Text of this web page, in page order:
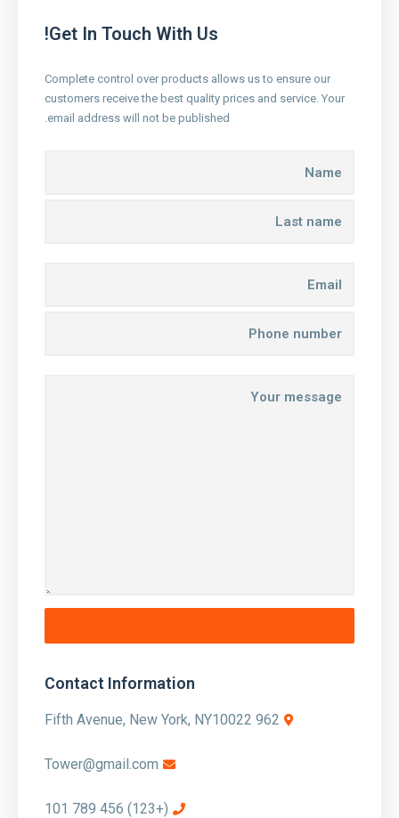
Contact Information
962 Fifth Avenue, New York, NY10022
Tower@gmail.com
(+123) 456 789 101
Get In Touch With Us!
Complete control over products allows us to ensure our
customers receive the best quality prices and service. Your
email address will not be published.